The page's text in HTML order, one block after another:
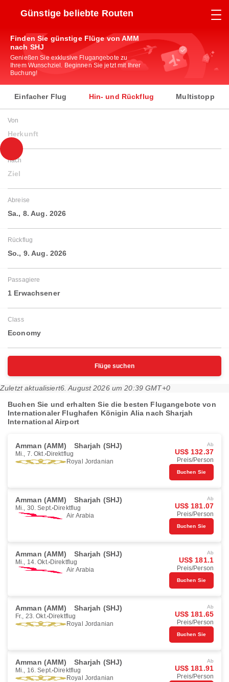
Günstige beliebte Routen
Finden Sie günstige Flüge von AMM
nach SHJ
Genießen Sie exklusive Flugangebote zu
Ihrem Wunschziel. Beginnen Sie jetzt mit Ihrer
Buchung!
Einfacher Flug Hin- und Rückflug Multistopp
Von
Herkunft
nach
Ziel
Abreise
Sa., 8. Aug. 2026
Rückflug
So., 9. Aug. 2026
Passagiere
1 Erwachsener
Class
Economy
Flüge suchen
Zuletzt aktualisiert6. August 2026 um 20:39 GMT+0
Buchen Sie und erhalten Sie die besten Flugangebote von
Internationaler Flughafen Königin Alia nach Sharjah
International Airport
Amman (AMM) Sharjah (SHJ)
Mi., 7. Okt. Direktflug
Royal Jordanian
Ab
US$ 132.37
Preis/Person
Buchen Sie
Amman (AMM) Sharjah (SHJ)
Mi., 30. Sept. Direktflug
Air Arabia
Ab
US$ 181.07
Preis/Person
Buchen Sie
Amman (AMM) Sharjah (SHJ)
Mi., 14. Okt. Direktflug
Air Arabia
Ab
US$ 181.1
Preis/Person
Buchen Sie
Amman (AMM) Sharjah (SHJ)
Fr., 23. Okt. Direktflug
Royal Jordanian
Ab
US$ 181.65
Preis/Person
Buchen Sie
Amman (AMM) Sharjah (SHJ)
Mi., 16. Sept. Direktflug
Royal Jordanian
Ab
US$ 181.91
Preis/Person